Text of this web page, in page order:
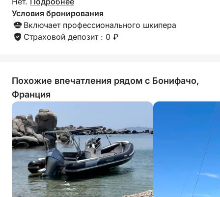
Условия бронирования
Включает профессионального шкипера
Страховой депозит : 0 ₽
Похожие впечатления рядом с Бонифачо,
Франция